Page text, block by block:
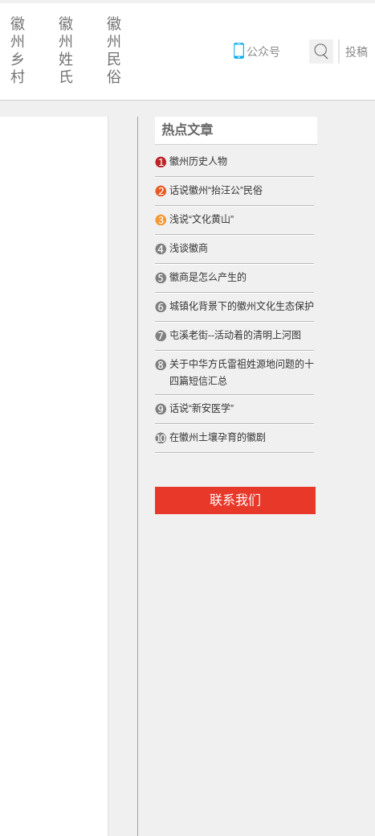
投稿
公众号
徽
州
乡
村
徽
州
姓
氏
徽
州
民
俗
热点文章
徽州历史人物
话说徽州“抬汪公”民俗
浅说“文化黄山”
浅谈徽商
徽商是怎么产生的
城镇化背景下的徽州文化生态保护
屯溪老街--活动着的清明上河图
关于中华方氏雷祖姓源地问题的十
四篇短信汇总
话说“新安医学”
在徽州土壤孕育的徽剧
联系我们